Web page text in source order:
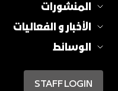
المنشورات
الأخبار و الفعاليات
الوسائط
STAFF LOGIN